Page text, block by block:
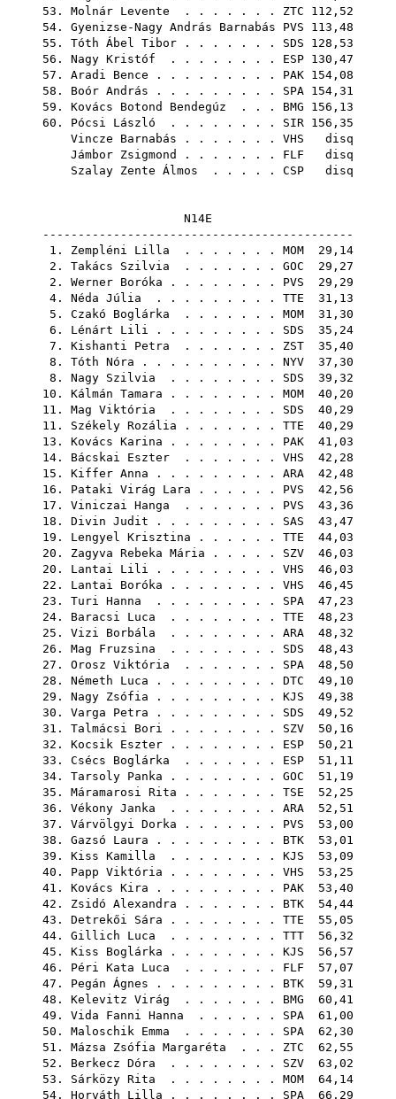
53. Molnár Levente . . . . . . . ZTC 112,52
54. Gyenizse-Nagy András Barnabás PVS 113,48
55. Tóth Ábel Tibor . . . . . . . SDS 128,53
56. Nagy Kristóf . . . . . . . . ESP 130,47
57. Aradi Bence . . . . . . . . . PAK 154,08
58. Boór András . . . . . . . . . SPA 154,31
59. Kovács Botond Bendegúz . . . BMG 156,13
60. Pócsi László . . . . . . . . SIR 156,35
Vincze Barnabás . . . . . . . VHS disq
Jámbor Zsigmond
. . . . . . . FLF disq
Szalay Zente Álmos . . . . . CSP disq
N14E
--------------------------------------------
1. Zempléni Lilla . . . . . . . MOM 29,14
2. Takács Szilvia . . . . . . . GOC 29,27
2. Werner Boróka . . . . . . . . PVS 29,29
4. Néda Júlia . . . . . . . . . TTE 31,13
5. Czakó Boglárka . . . . . . . MOM 31,30
6. Lénárt Lili . . . . . . . . . SDS 35,24
7. Kishanti Petra . . . . . . . ZST 35,40
8. Tóth Nóra . . . . . . . . . . NYV 37,30
8. Nagy Szilvia . . . . . . . . SDS 39,32
10. Kálmán Tamara . . . . . . . . MOM 40,20
11. Mag Viktória . . . . . . . . SDS 40,29
11. Székely Rozália . . . . . . . TTE 40,29
13. Kovács Karina . . . . . . . . PAK 41,03
14. Bácskai Eszter . . . . . . . VHS 42,28
15. Kiffer Anna . . . . . . . . . ARA 42,48
16. Pataki Virág Lara . . . . . . PVS 42,56
17. Viniczai Hanga . . . . . . . PVS 43,36
18. Divin Judit . . . . . . . . . SAS 43,47
19. Lengyel Krisztina . . . . . . TTE 44,03
20. Zagyva Rebeka Mária . . . . . SZV 46,03
20. Lantai Lili . . . . . . . . . VHS 46,03
22. Lantai Boróka . . . . . . . . VHS 46,45
23. Turi Hanna . . . . . . . . . SPA 47,23
24. Baracsi Luca . . . . . . . . TTE 48,23
25. Vizi Borbála . . . . . . . . ARA 48,32
26. Mag Fruzsina . . . . . . . . SDS 48,43
27. Orosz Viktória . . . . . . . SPA 48,50
28. Németh Luca . . . . . . . . . DTC 49,10
29. Nagy Zsófia . . . . . . . . . KJS 49,38
30. Varga Petra . . . . . . . . . SDS 49,52
31. Talmácsi Bori . . . . . . . . SZV 50,16
32. Kocsik Eszter . . . . . . . . ESP 50,21
33. Csécs Boglárka . . . . . . . ESP 51,11
34. Tarsoly Panka . . . . . . . . GOC 51,19
35. Máramarosi Rita . . . . . . . TSE 52,25
36. Vékony Janka . . . . . . . . ARA 52,51
37. Várvölgyi Dorka . . . . . . . PVS 53,00
38. Gazsó Laura . . . . . . . . . BTK 53,01
39. Kiss Kamilla . . . . . . . . KJS 53,09
40. Papp Viktória . . . . . . . . VHS 53,25
41. Kovács Kira . . . . . . . . . PAK 53,40
42. Zsidó Alexandra . . . . . . . BTK 54,44
43. Detrekői Sára . . . . . . . . TTE 55,05
44. Gillich Luca . . . . . . . . TTT 56,32
45. Kiss Boglárka . . . . . . . . KJS 56,57
46. Péri Kata Luca . . . . . . . FLF 57,07
47. Pegán Ágnes . . . . . . . . . BTK 59,31
48. Kelevitz Virág . . . . . . . BMG 60,41
49. Vida Fanni Hanna . . . . . . SPA 61,00
50. Maloschik Emma . . . . . . . SPA 62,30
51. Mázsa Zsófia Margaréta . . . ZTC 62,55
52. Berkecz Dóra . . . . . . . . SZV 63,02
53. Sárközy Rita . . . . . . . . MOM 64,14
54. Horváth Lilla . . . . . . . . SPA 66,29